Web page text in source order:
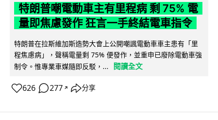
特朗普嘲電動車主有里程病 剩 75% 電
量即焦慮發作 狂言一手終結電車指令
特朗普在拉斯維加斯造勢大會上公開嘲諷電動車車主患有「里
程焦慮病」，聲稱電量剩 75% 便發作，並重申已廢除電動車強
制令。惟專業車媒隨即反駁，...
閱讀全文
626 277 ↗ 分享